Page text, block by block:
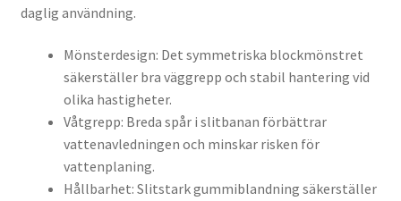
daglig användning.
Mönsterdesign: Det symmetriska blockmönstret
säkerställer bra väggrepp och stabil hantering vid
olika hastigheter.
Våtgrepp: Breda spår i slitbanan förbättrar
vattenavledningen och minskar risken för
vattenplaning.
Hållbarhet: Slitstark gummiblandning säkerställer